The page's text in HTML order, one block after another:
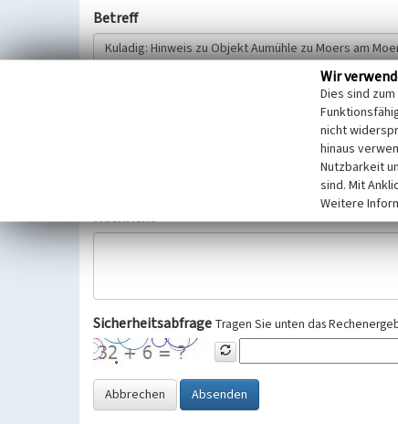
Betreff
Wir bitten Sie um freiwillige Angabe Ihres Namens und
Selbstverständlich werden diese entsprechend der
Datenschutzgrundverordnung (EU-DSGVO) vertraulich
Nachricht
Sicherheitsabfrage Tragen Sie unten das
Abbrechen Absenden
Wir
Dies sind
nicht
hinaus
Nutzbarkeit
sind. Mit
Weitere